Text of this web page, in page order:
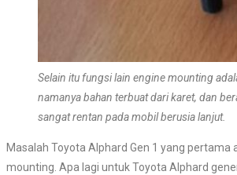
Selain itu fungsi lain engine mounting
namanya bahan terbuat dari karet, dan
sangat rentan pada mobil berusia lanjut.
Masalah Toyota Alphard Gen 1 yang pertama
mounting. Apa lagi untuk Toyota Alphard